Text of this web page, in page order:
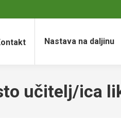
Nastava na daljinu
učitelj/ica